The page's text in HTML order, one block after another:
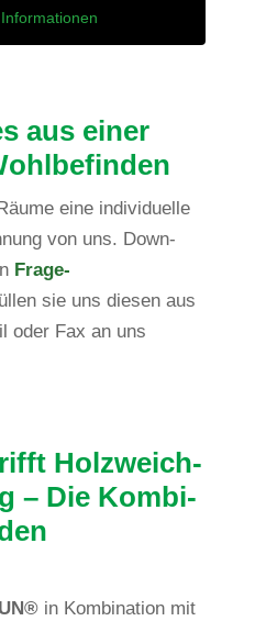
aus einer
eine indi­vi­du­elle
von uns. Down­
Fra­ge­
sie uns diesen aus
oder Fax an uns
Holz­weich­
– Die Kom­bi­
®in Kom­bi­na­tion mit